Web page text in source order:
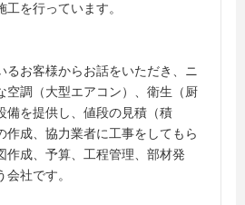
を行っています。
お客様からお話をいただき、ニ
空調（大型エアコン）、衛生（厨
備を提供し、値段の見積（積
作成、協力業者に工事をしてもら
作成、予算、工程管理、部材発
社です。